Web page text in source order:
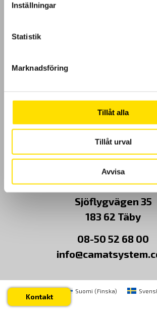
Inställningar
Statistik
Marknadsföring
Tillåt alla
Tillåt urval
Avvisa
Kundundersökning
Om Oss
Kontakt
CA Mätsystem AB
Sjöflygvägen 35
183 62 Täby
08-50 52 68 00
Kontakt
Suomi (Finska)